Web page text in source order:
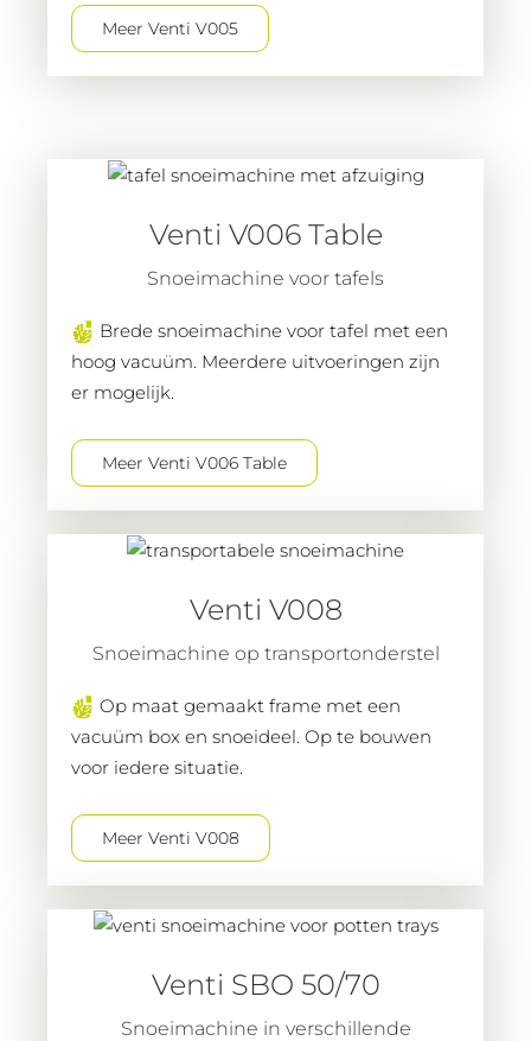
Meer Venti V005
Venti V006 Table
Snoeimachine voor tafels
Brede snoeimachine voor tafel met een
hoog vacuüm. Meerdere uitvoeringen zijn
er mogelijk.
Meer Venti V006 Table
Venti V008
Snoeimachine op transportonderstel
Op maat gemaakt frame met een
vacuüm box en snoeideel. Op te bouwen
voor iedere situatie.
Meer Venti V008
Venti SBO 50/70
Snoeimachine in verschillende